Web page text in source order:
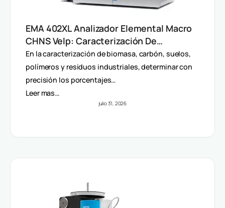
EMA 402XL Analizador Elemental Macro
CHNS Velp: Caracterización De
Muestras Heterogéneas Y Grandes
Volúmenes
En la caracterización de biomasa, carbón, suelos,
polímeros y residuos industriales, determinar con
precisión los porcentajes…
Leer mas…
julio 31, 2026